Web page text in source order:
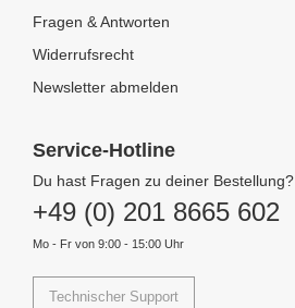
Fragen & Antworten
Widerrufsrecht
Newsletter abmelden
Service-Hotline
Du hast Fragen zu deiner Bestellung?
+49 (0) 201 8665 602
Mo - Fr von 9:00 - 15:00 Uhr
Technischer Support